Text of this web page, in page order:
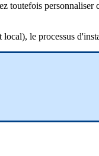
toutefois personnaliser
local), le processus d'